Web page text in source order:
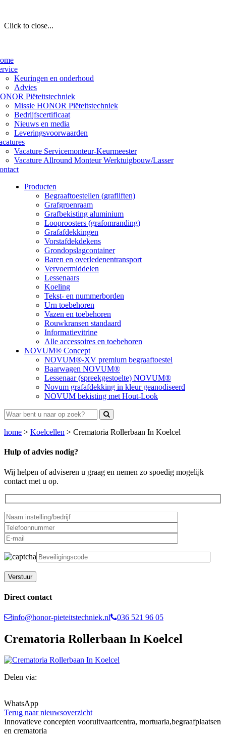
Click to close...
Keuringen en onderhoud
Advies
Piëteitstechniek
Missie HONOR Piëteitstechniek
Bedrijfscertificaat
Nieuws en media
Leveringsvoorwaarden
Vacature Servicemonteur-Keurmeester
Vacature Allround Monteur Werktuigbouw/Lasser
Producten
Begraaftoestellen (grafliften)
Grafgroenraam
Grafbekisting aluminium
Looproosters (grafomranding)
Grafafdekkingen
Vorstafdekdekens
Grondopslagcontainer
Baren en overledenentransport
Vervoermiddelen
Lessenaars
Koeling
Tekst- en nummerborden
Urn toebehoren
Vazen en toebehoren
Rouwkransen standaard
Informatievitrine
Alle accessoires en toebehoren
NOVUM® Concept
NOVUM®-XV premium begraaftoestel
Baarwagen NOVUM®
Lessenaar (spreekgestoelte) NOVUM®
Novum grafafdekking in kleur geanodiseerd
NOVUM bekisting met Hout-Look
home > Koelcellen > Crematoria Rollerbaan In Koelcel
Hulp of advies nodig?
Wij helpen of adviseren u graag en nemen zo spoedig mogelijk
contact met u op.
Direct contact
info@honor-pieteitstechniek.nl 036 521 96 05
Crematoria Rollerbaan In Koelcel
Delen via:
WhatsApp
Terug naar nieuwsoverzicht
Innovatieve concepten vooruitvaartcentra, mortuaria,begraafplaatsen
en crematoria